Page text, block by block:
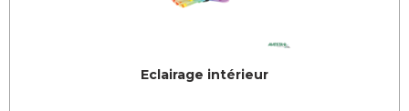
Eclairage intérieur